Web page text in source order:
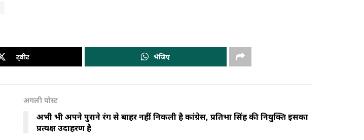
ट्वीट भेजिए
अगली पोस्ट
अभी भी अपने पुराने रंग से बाहर नहीं निकली है कांग्रेस, प्रतिभा सिंह की नियुक्ति इसका
प्रत्यक्ष उदाहरण है